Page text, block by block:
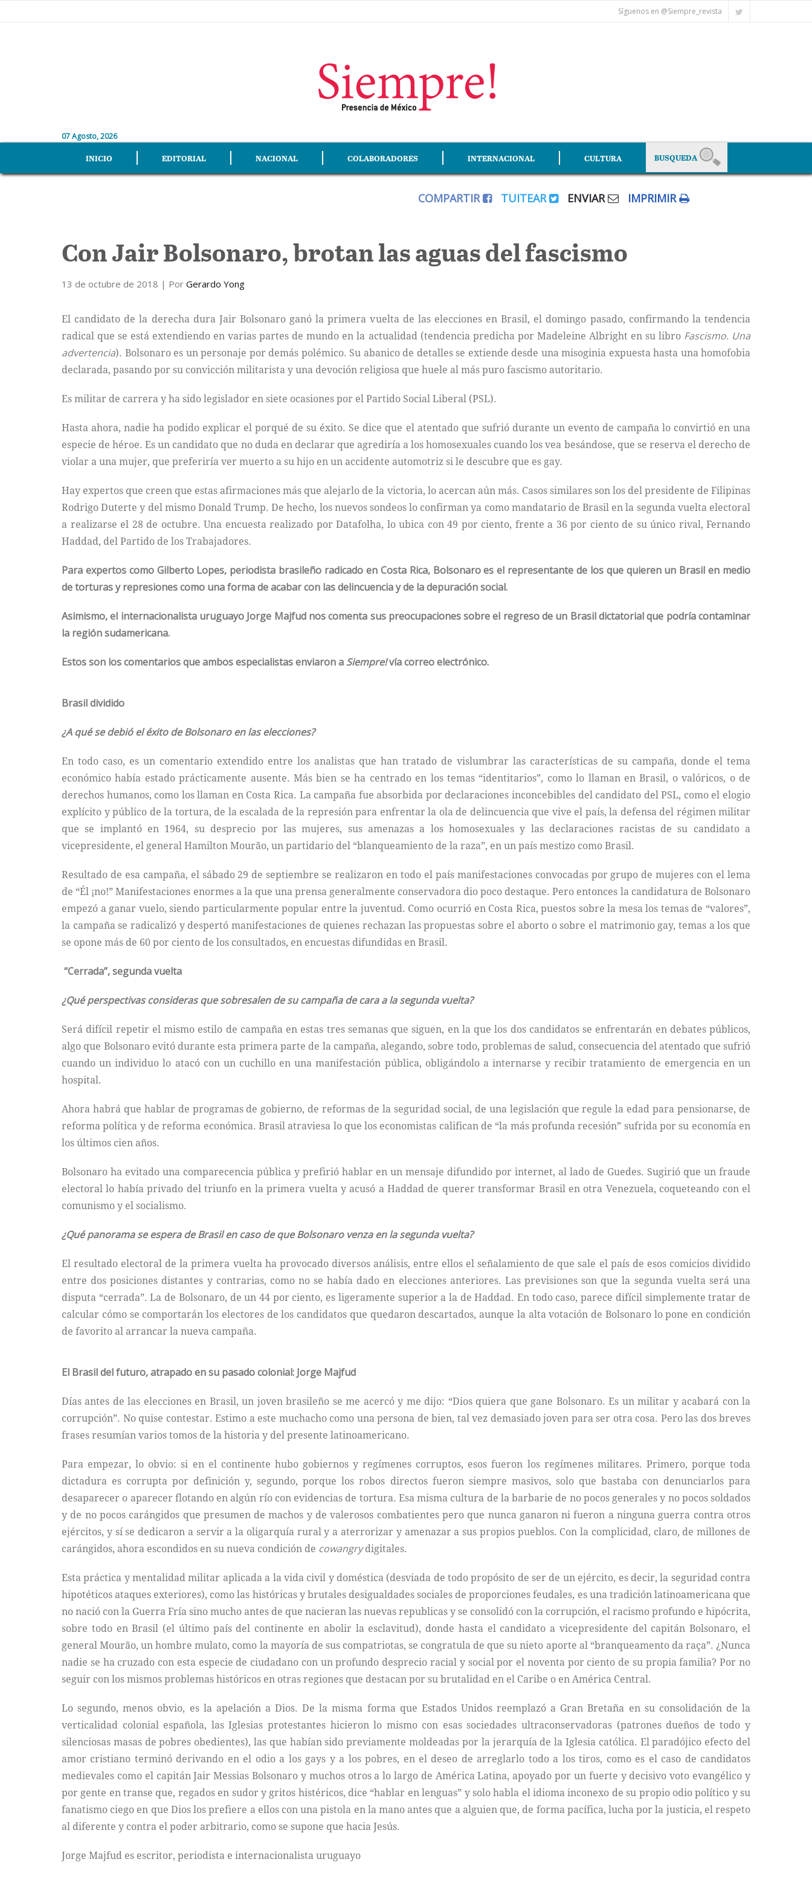
Síguenos en @Siempre_revista
07 Agosto, 2026
INICIO EDITORIAL NACIONAL COLABORADORES INTERNACIONAL CULTURA
COMPARTIR TUITEAR ENVIAR IMPRIMIR
Con Jair Bolsonaro, brotan las aguas del fascismo
13 de octubre de 2018 | Por Gerardo Yong
El candidato de la derecha dura Jair Bolsonaro ganó la primera vuelta de las elecciones en Brasil, el domingo pasado, confirmando la tendencia
radical que se está extendiendo en varias partes de mundo en la actualidad (tendencia predicha por Madeleine Albright en su libro Fascismo. Una
advertencia). Bolsonaro es un personaje por demás polémico. Su abanico de detalles se extiende desde una misoginia expuesta hasta una homofobia
declarada, pasando por su convicción militarista y una devoción religiosa que huele al más puro fascismo autoritario.
Es militar de carrera y ha sido legislador en siete ocasiones por el Partido Social Liberal (PSL).
Hasta ahora, nadie ha podido explicar el porqué de su éxito. Se dice que el atentado que sufrió durante un evento de campaña lo convirtió en una
especie de héroe. Es un candidato que no duda en declarar que agrediría a los homosexuales cuando los vea besándose, que se reserva el derecho de
violar a una mujer, que preferiría ver muerto a su hijo en un accidente automotriz si le descubre que es gay.
Hay expertos que creen que estas afirmaciones más que alejarlo de la victoria, lo acercan aún más. Casos similares son los del presidente de Filipinas
Rodrigo Duterte y del mismo Donald Trump. De hecho, los nuevos sondeos lo confirman ya como mandatario de Brasil en la segunda vuelta electoral
a realizarse el 28 de octubre. Una encuesta realizado por Datafolha, lo ubica con 49 por ciento, frente a 36 por ciento de su único rival, Fernando
Haddad, del Partido de los Trabajadores.
Para expertos como Gilberto Lopes, periodista brasileño radicado en Costa Rica, Bolsonaro es el representante de los que quieren un Brasil en medio
de torturas y represiones como una forma de acabar con las delincuencia y de la depuración social.
Asimismo, el internacionalista uruguayo Jorge Majfud nos comenta sus preocupaciones sobre el regreso de un Brasil dictatorial que podría contaminar
la región sudamericana.
Estos son los comentarios que ambos especialistas enviaron a Siempre!vía correo electrónico.
Brasil dividido
¿A qué se debió el éxito de Bolsonaro en las elecciones?
En todo caso, es un comentario extendido entre los analistas que han tratado de vislumbrar las características de su campaña, donde el tema
económico había estado prácticamente ausente. Más bien se ha centrado en los temas “identitarios”, como lo llaman en Brasil, o valóricos, o de
derechos humanos, como los llaman en Costa Rica. La campaña fue absorbida por declaraciones inconcebibles del candidato del PSL, como el elogio
explícito y público de la tortura, de la escalada de la represión para enfrentar la ola de delincuencia que vive el país, la defensa del régimen militar
que se implantó en 1964, su desprecio por las mujeres, sus amenazas a los homosexuales y las declaraciones racistas de su candidato a
vicepresidente, el general Hamilton Mourão, un partidario del “blanqueamiento de la raza”, en un país mestizo como Brasil.
Resultado de esa campaña, el sábado 29 de septiembre se realizaron en todo el país manifestaciones convocadas por grupo de mujeres con el lema
de “Él ¡no!” Manifestaciones enormes a la que una prensa generalmente conservadora dio poco destaque. Pero entonces la candidatura de Bolsonaro
empezó a ganar vuelo, siendo particularmente popular entre la juventud. Como ocurrió en Costa Rica, puestos sobre la mesa los temas de “valores”,
la campaña se radicalizó y despertó manifestaciones de quienes rechazan las propuestas sobre el aborto o sobre el matrimonio gay, temas a los que
se opone más de 60 por ciento de los consultados, en encuestas difundidas en Brasil.
“Cerrada”, segunda vuelta
¿Qué perspectivas consideras que sobresalen de su campaña de cara a la segunda vuelta?
Será difícil repetir el mismo estilo de campaña en estas tres semanas que siguen, en la que los dos candidatos se enfrentarán en debates públicos,
algo que Bolsonaro evitó durante esta primera parte de la campaña, alegando, sobre todo, problemas de salud, consecuencia del atentado que sufrió
cuando un individuo lo atacó con un cuchillo en una manifestación pública, obligándolo a internarse y recibir tratamiento de emergencia en un
hospital.
Ahora habrá que hablar de programas de gobierno, de reformas de la seguridad social, de una legislación que regule la edad para pensionarse, de
reforma política y de reforma económica. Brasil atraviesa lo que los economistas califican de “la más profunda recesión” sufrida por su economía en
los últimos cien años.
Bolsonaro ha evitado una comparecencia pública y prefirió hablar en un mensaje difundido por internet, al lado de Guedes. Sugirió que un fraude
electoral lo había privado del triunfo en la primera vuelta y acusó a Haddad de querer transformar Brasil en otra Venezuela, coqueteando con el
comunismo y el socialismo.
¿Qué panorama se espera de Brasil en caso de que Bolsonaro venza en la segunda vuelta?
El resultado electoral de la primera vuelta ha provocado diversos análisis, entre ellos el señalamiento de que sale el país de esos comicios dividido
entre dos posiciones distantes y contrarias, como no se había dado en elecciones anteriores. Las previsiones son que la segunda vuelta será una
disputa “cerrada”. La de Bolsonaro, de un 44 por ciento, es ligeramente superior a la de Haddad. En todo caso, parece difícil simplemente tratar de
calcular cómo se comportarán los electores de los candidatos que quedaron descartados, aunque la alta votación de Bolsonaro lo pone en condición
de favorito al arrancar la nueva campaña.
El Brasil del futuro, atrapado en su pasado colonial: Jorge Majfud
Días antes de las elecciones en Brasil, un joven brasileño se me acercó y me dijo: “Dios quiera que gane Bolsonaro. Es un militar y acabará con la
corrupción”. No quise contestar. Estimo a este muchacho como una persona de bien, tal vez demasiado joven para ser otra cosa. Pero las dos breves
frases resumían varios tomos de la historia y del presente latinoamericano.
Para empezar, lo obvio: si en el continente hubo gobiernos y regímenes corruptos, esos fueron los regímenes militares. Primero, porque toda
dictadura es corrupta por definición y, segundo, porque los robos directos fueron siempre masivos, solo que bastaba con denunciarlos para
desaparecer o aparecer flotando en algún río con evidencias de tortura. Esa misma cultura de la barbarie de no pocos generales y no pocos soldados
y de no pocos carángidos que presumen de machos y de valerosos combatientes pero que nunca ganaron ni fueron a ninguna guerra contra otros
ejércitos, y sí se dedicaron a servir a la oligarquía rural y a aterrorizar y amenazar a sus propios pueblos. Con la complicidad, claro, de millones de
carángidos, ahora escondidos en su nueva condición de cowangrydigitales.
Esta práctica y mentalidad militar aplicada a la vida civil y doméstica (desviada de todo propósito de ser de un ejército, es decir, la seguridad contra
hipotéticos ataques exteriores), como las históricas y brutales desigualdades sociales de proporciones feudales, es una tradición latinoamericana que
no nació con la Guerra Fría sino mucho antes de que nacieran las nuevas republicas y se consolidó con la corrupción, el racismo profundo e hipócrita,
sobre todo en Brasil (el último país del continente en abolir la esclavitud), donde hasta el candidato a vicepresidente del capitán Bolsonaro, el
general Mourão, un hombre mulato, como la mayoría de sus compatriotas, se congratula de que su nieto aporte al “branqueamento da raça”. ¿Nunca
nadie se ha cruzado con esta especie de ciudadano con un profundo desprecio racial y social por el noventa por ciento de su propia familia? Por no
seguir con los mismos problemas históricos en otras regiones que destacan por su brutalidad en el Caribe o en América Central.
Lo segundo, menos obvio, es la apelación a Dios. De la misma forma que Estados Unidos reemplazó a Gran Bretaña en su consolidación de la
verticalidad colonial española, las Iglesias protestantes hicieron lo mismo con esas sociedades ultraconservadoras (patrones dueños de todo y
silenciosas masas de pobres obedientes), las que habían sido previamente moldeadas por la jerarquía de la Iglesia católica. El paradójico efecto del
amor cristiano terminó derivando en el odio a los gays y a los pobres, en el deseo de arreglarlo todo a los tiros, como es el caso de candidatos
medievales como el capitán Jair Messias Bolsonaro y muchos otros a lo largo de América Latina, apoyado por un fuerte y decisivo voto evangélico y
por gente en transe que, regados en sudor y gritos histéricos, dice “hablar en lenguas” y solo habla el idioma inconexo de su propio odio político y su
fanatismo ciego en que Dios los prefiere a ellos con una pistola en la mano antes que a alguien que, de forma pacífica, lucha por la justicia, el respeto
al diferente y contra el poder arbitrario, como se supone que hacia Jesús.
Jorge Majfud es escritor, periodista e internacionalista uruguayo